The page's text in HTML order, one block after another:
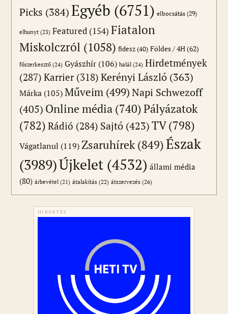
Picks (384)Egyéb (6751) elbocsátás (29)
elhunyt (23) Featured (154) Fiatalon
Miskolczról (1058) fidesz(40) Földes / 4H(62)
főszerkesztő (24) Gyászhír (106) halál (24) Hirdetmények
(287) Karrier(318) Kerényi László (363)
Márka (105) Műveim (499)Napi Schwezoff
(405) Online média (740)Pályázatok
(782) Rádió (284) Sajtó (423)TV(798)
Vágatlanul (119)Zsaruhírek(849)Észak
(3989)Újkelet (4532) állami média
(80) árbevétel (21) átalakítás (22) átszervezés (26)
HIRDETÉS